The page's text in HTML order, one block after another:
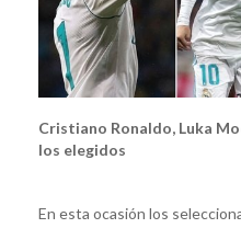
Cristiano Ronaldo, Luka
los elegidos
En esta ocasión los